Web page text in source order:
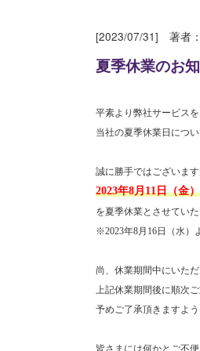
[2023/07/31] 著者
夏季休業のお
平素より弊社サービス
当社の夏季休業日につ
誠に勝手ではございます
2023年8月11日（金）
を夏季休業とさせていた
※2023年8月16日（水）
尚、休業期間中にいた
上記休業期間後に順次
予めご了承頂きますよ
皆さまには何かとご不